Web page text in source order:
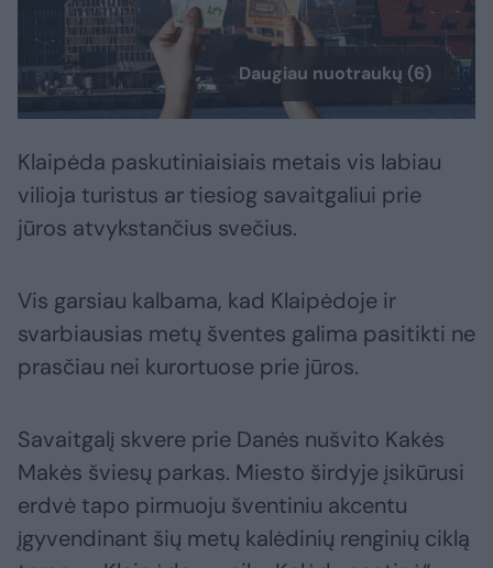
Daugiau nuotraukų (6)
Klaipėda paskutiniaisiais metais vis labiau
vilioja turistus ar tiesiog savaitgaliui prie
jūros atvykstančius svečius.
Vis garsiau kalbama, kad Klaipėdoje ir
svarbiausias metų šventes galima pasitikti ne
prasčiau nei kurortuose prie jūros.
Savaitgalį skvere prie Danės nušvito Kakės
Makės šviesų parkas. Miesto širdyje įsikūrusi
erdvė tapo pirmuoju šventiniu akcentu
įgyvendinant šių metų kalėdinių renginių ciklą